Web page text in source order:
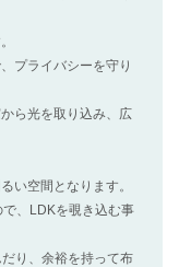
プライバシーを守り
ら光を取り込み、広
い空間となります。
、LDKを覗き込む事
り、余裕を持って布